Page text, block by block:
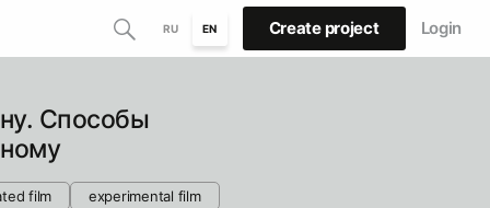
RU EN Create project Login
Способы
film
experimental film